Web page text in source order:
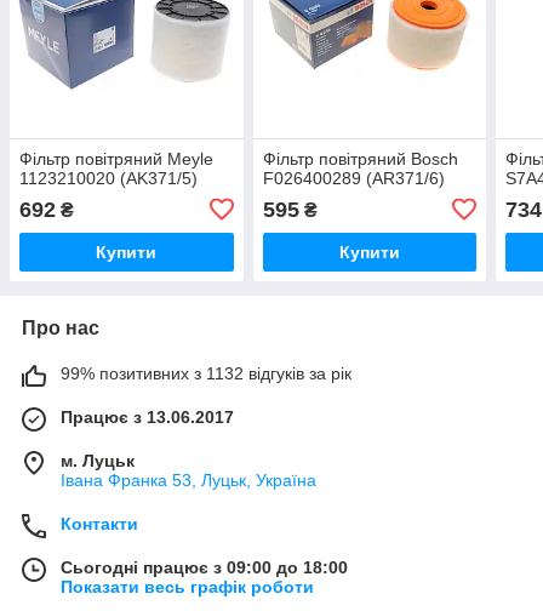
Фільтр повітряний Meyle
1123210020 (AK371/5)
692 ₴
Купити
Фільтр повітряний Bosch
F026400289 (AR371/6)
595₴
Купити
734
Про нас
99% позитивних з 1132 відгуків за рік
Працює з 13.06.2017
м. Луцьк
Івана Франка 53, Луцьк, Україна
Контакти
Сьогодні працює з 09:00 до 18:00
Показати весь графік роботи